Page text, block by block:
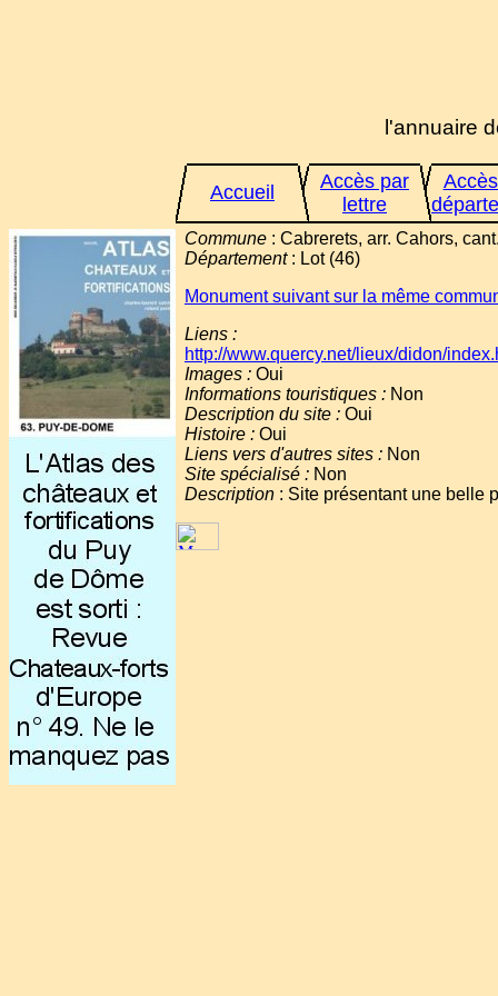
l'annuaire
Accueil
Accès par
lettre
Commune : Cabrerets, arr. Cahors,
Département: Lot (46)
Monument suivant sur la même
Liens :
http://www.quercy.net/lieux/didon/
Images : Oui
Informations touristiques : Non
Description du site : Oui
Histoire : Oui
Liens vers d'autres sites : Non
Site spécialisé : Non
Description : Site présentant une belle